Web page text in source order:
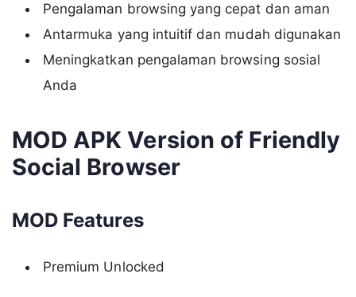
Pengalaman browsing yang cepat dan aman
Antarmuka yang intuitif dan mudah digunakan
Meningkatkan pengalaman browsing sosial
Anda
MOD APK Version of Friendly
Social Browser
MOD Features
Premium Unlocked